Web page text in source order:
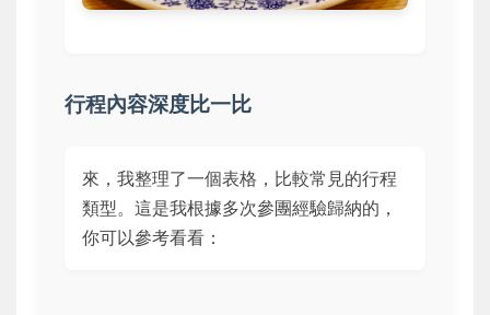
行程內容深度比一比
來，我整理了一個表格，比較常見的行程
類型。這是我根據多次參團經驗歸納的，
你可以參考看看：